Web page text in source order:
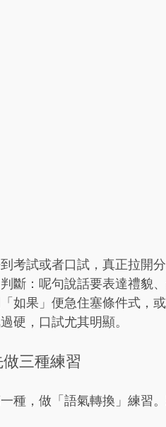
考試或者口試，真正拉開
斷：呢句說話要表達禮貌
如果」便急住塞條件式，
硬，口試尤其明顯。
做三種練習
種，做「語氣轉換」練習